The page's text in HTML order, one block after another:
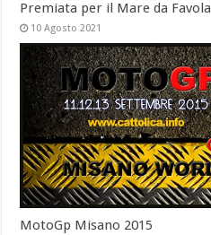
Premiata per il Mare da Favola
10 Agosto 2021
MotoGp Misano 2015